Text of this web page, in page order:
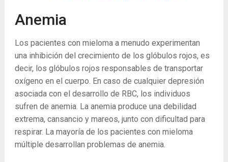
Anemia
Los pacientes con mieloma a menudo experimentan
una inhibición del crecimiento de los glóbulos rojos, es
decir, los glóbulos rojos responsables de transportar
oxígeno en el cuerpo. En caso de cualquier depresión
asociada con el desarrollo de RBC, los individuos
sufren de anemia. La anemia produce una debilidad
extrema, cansancio y mareos, junto con dificultad para
respirar. La mayoría de los pacientes con mieloma
múltiple desarrollan problemas de anemia.